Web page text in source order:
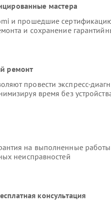
мастера
и прошедшие
и сохранение
ремонт
провести экспресс-
время без
на выполненные
неисправностей
консультация